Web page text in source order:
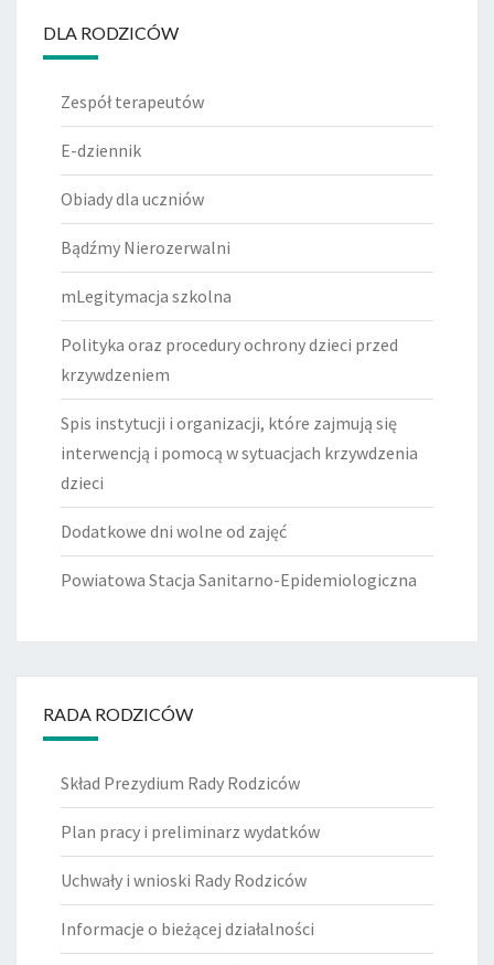
DLA RODZICÓW
Zespół terapeutów
E-dziennik
Obiady dla uczniów
Bądźmy Nierozerwalni
mLegitymacja szkolna
Polityka oraz procedury ochrony dzieci przed
krzywdzeniem
Spis instytucji i organizacji, które zajmują się
interwencją i pomocą w sytuacjach krzywdzenia
dzieci
Dodatkowe dni wolne od zajęć
Powiatowa Stacja Sanitarno-Epidemiologiczna
RADA RODZICÓW
Skład Prezydium Rady Rodziców
Plan pracy i preliminarz wydatków
Uchwały i wnioski Rady Rodziców
Informacje o bieżącej działalności